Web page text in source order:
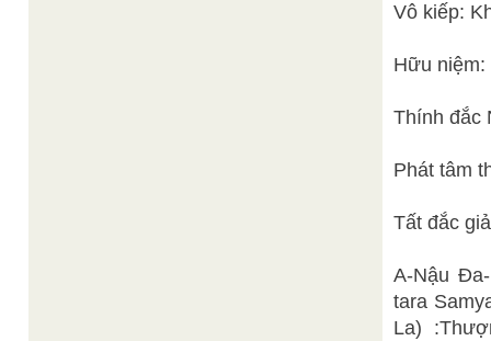
Vô kiếp:
Hữu
Thính đắc
Phát tâm
Tất đắc
A-Nậu
tara
La)